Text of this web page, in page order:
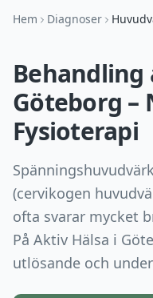
Hem Diagnoser
Göteborg –
Fysioterapi
(cervikogen
ofta svarar mycket
På Aktiv Hälsa i
utlösande och